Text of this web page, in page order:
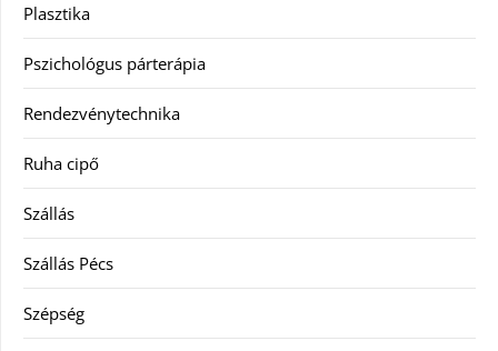
Plasztika
Pszichológus párterápia
Rendezvénytechnika
Ruha cipő
Szállás
Szállás Pécs
Szépség